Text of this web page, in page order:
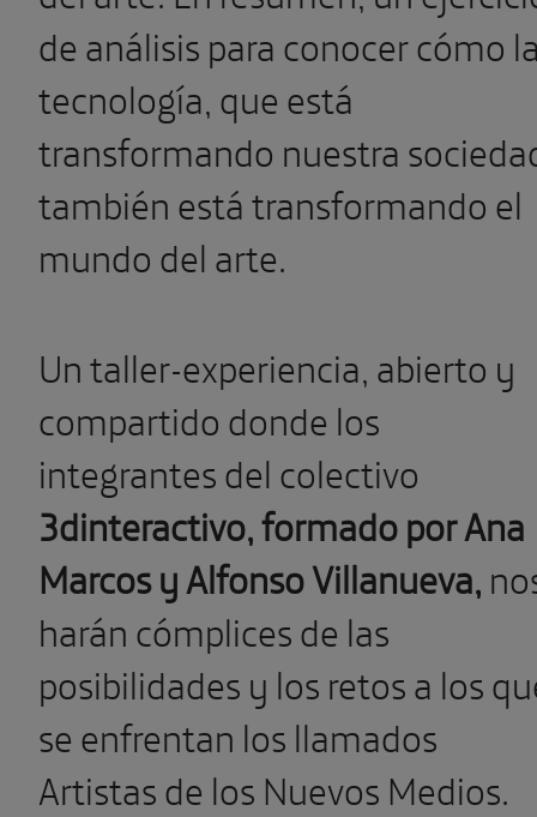
de análisis para conocer cómo
tecnología, que está
transformando nuestra
también está transformando el
mundo del arte.
Un taller-experiencia, abierto y
compartido donde los
integrantes del colectivo
3dinteractivo, formado por Ana
Marcos y Alfonso Villanueva,
harán cómplices de las
posibilidades y los retos a los
se enfrentan los llamados
Artistas de los Nuevos Medios.